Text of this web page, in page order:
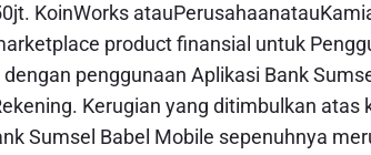
KoinWorks
product finansial untuk
penggunaan Aplikasi Bank
Kerugian yang ditimbulkan
Sumsel Babel Mobile sepenuhnya